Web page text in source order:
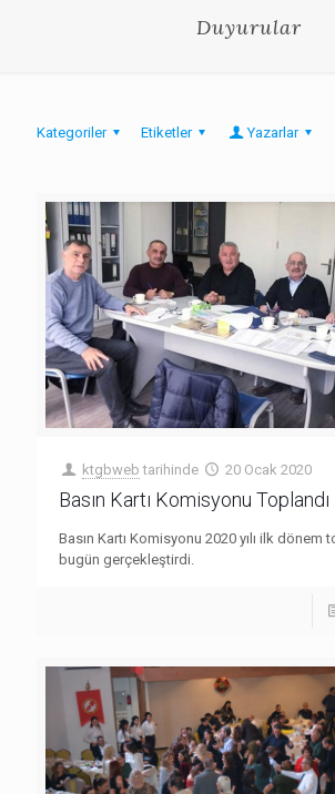
Duyurular
Kategoriler Etiketler Yazarlar
ktgbweb tarihinde 20 Ocak 2020
Basın Kartı Komisyonu Toplandı
Basın Kartı Komisyonu 2020 yılı ilk dönem
bugün gerçekleştirdi.